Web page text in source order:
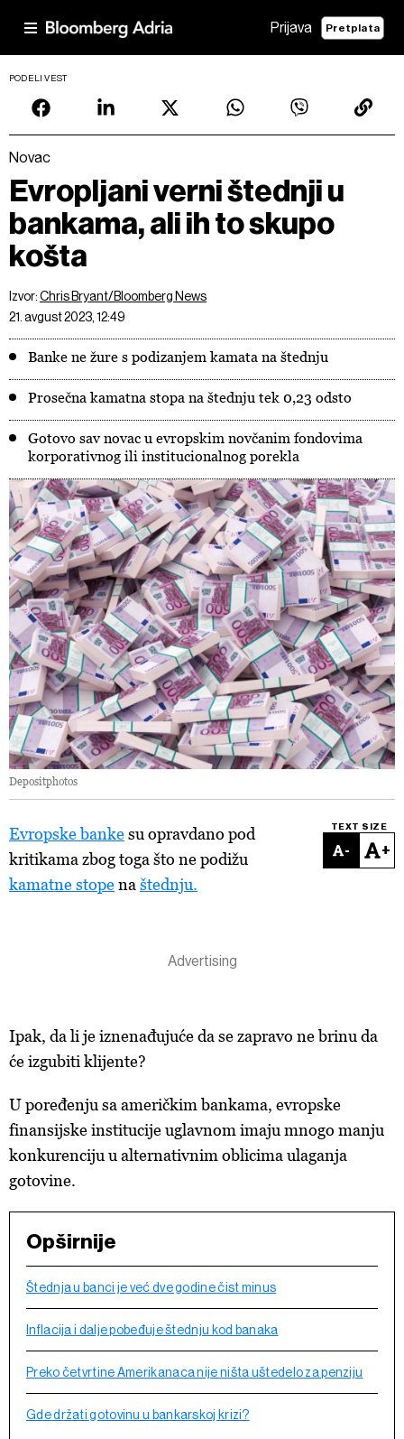
Prijava Pretplata
PODELI VEST
Novac
Evropljani verni štednji u
bankama, ali ih to skupo
košta
Izvor:Chris Bryant/Bloomberg News
21. avgust 2023, 12:49
Banke ne žure s podizanjem kamata na štednju
Prosečna kamatna stopa na štednju tek 0,23 odsto
Gotovo sav novac u evropskim novčanim fondovima
korporativnog ili institucionalnog porekla
Depositphotos
TEXT SIZE
- +
Evropske bankesu opravdano pod
kritikama zbog toga što ne podižu
kamatne stopena štednju.
Ipak, da li je iznenađujuće da se zapravo ne brinu da
će izgubiti klijente?
U poređenju sa američkim bankama, evropske
finansijske institucije uglavnom imaju mnogo manju
konkurenciju u alternativnim oblicima ulaganja
gotovine.
Opširnije
Štednja u banci je već dve godine čist minus
Inflacija i dalje pobeđuje štednju kod banaka
Preko četvrtine Amerikanaca nije ništa uštedelo za penziju
Gde držati gotovinu u bankarskoj krizi?